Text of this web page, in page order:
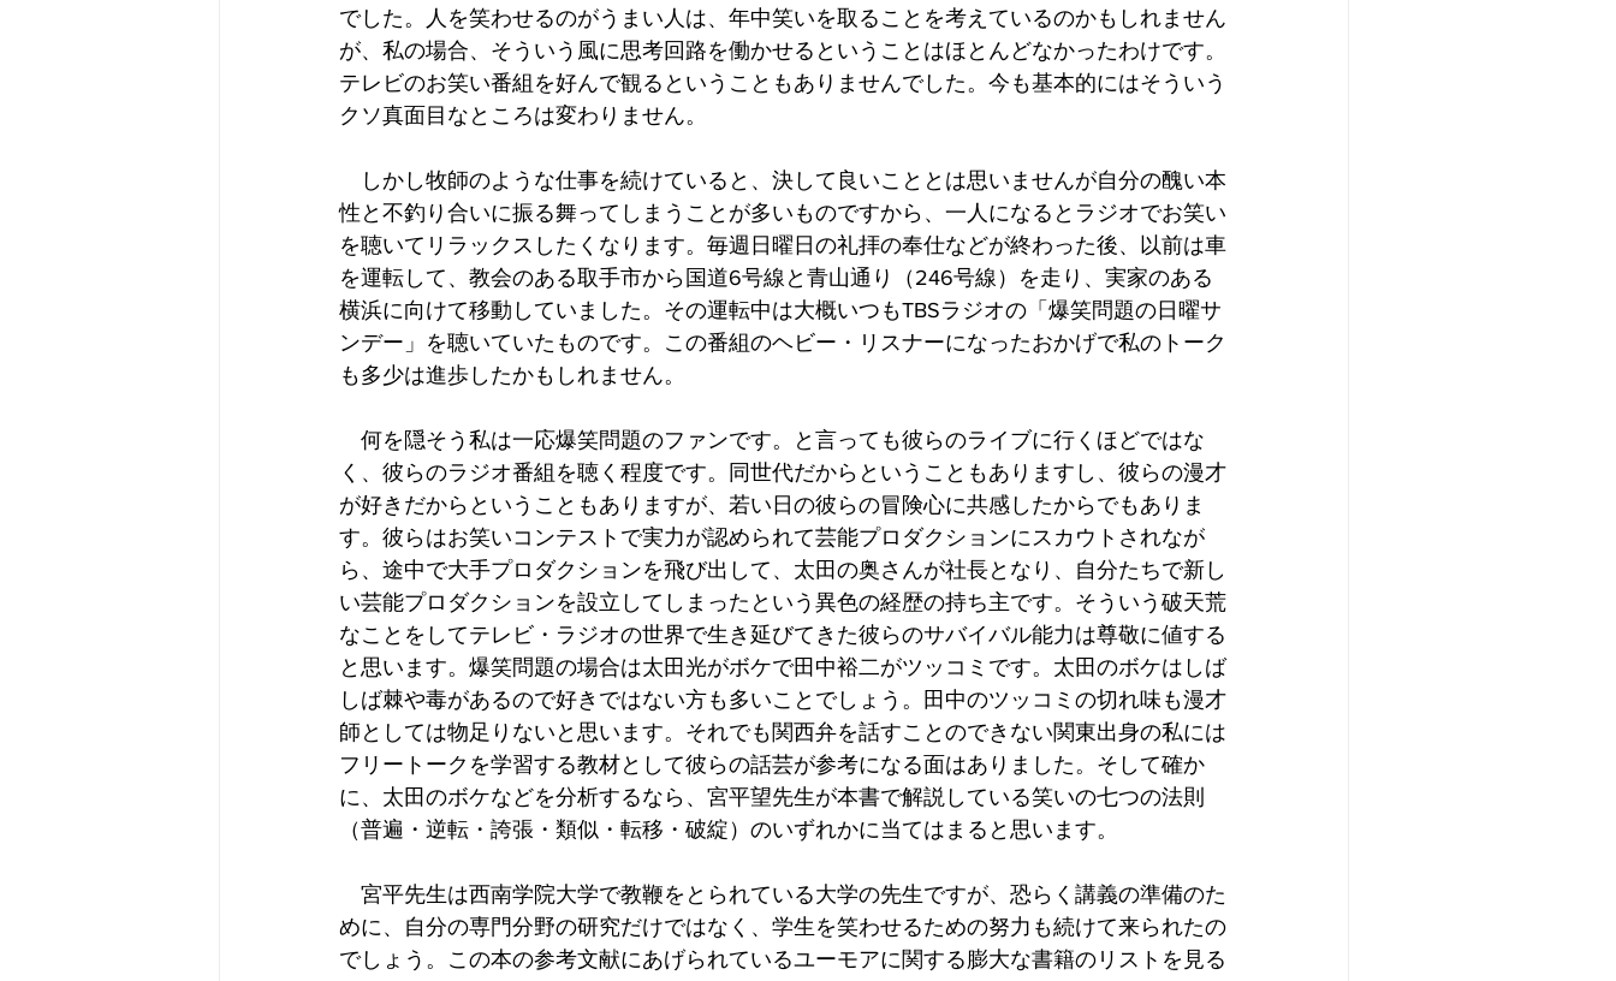
でした。人を笑わせるのがうまい人は、年中笑いを取ることを考えているのかもしれません
が、私の場合、そういう風に思考回路を働かせるということはほとんどなかったわけです。
テレビのお笑い番組を好んで観るということもありませんでした。今も基本的にはそういう
クソ真面目なところは変わりません。
しかし牧師のような仕事を続けていると、決して良いこととは思いませんが自分の醜い本
性と不釣り合いに振る舞ってしまうことが多いものですから、一人になるとラジオでお笑い
を聴いてリラックスしたくなります。毎週日曜日の礼拝の奉仕などが終わった後、以前は車
を運転して、教会のある取手市から国道6号線と青山通り（246号線）を走り、実家のある
横浜に向けて移動していました。その運転中は大概いつもTBSラジオの「爆笑問題の日曜サ
ンデー」を聴いていたものです。この番組のヘビー・リスナーになったおかげで私のトーク
も多少は進歩したかもしれません。
何を隠そう私は一応爆笑問題のファンです。と言っても彼らのライブに行くほどではな
く、彼らのラジオ番組を聴く程度です。同世代だからということもありますし、彼らの漫才
が好きだからということもありますが、若い日の彼らの冒険心に共感したからでもありま
す。彼らはお笑いコンテストで実力が認められて芸能プロダクションにスカウトされなが
ら、途中で大手プロダクションを飛び出して、太田の奥さんが社長となり、自分たちで新し
い芸能プロダクションを設立してしまったという異色の経歴の持ち主です。そういう破天荒
なことをしてテレビ・ラジオの世界で生き延びてきた彼らのサバイバル能力は尊敬に値する
と思います。爆笑問題の場合は太田光がボケで田中裕二がツッコミです。太田のボケはしば
しば棘や毒があるので好きではない方も多いことでしょう。田中のツッコミの切れ味も漫才
師としては物足りないと思います。それでも関西弁を話すことのできない関東出身の私には
フリートークを学習する教材として彼らの話芸が参考になる面はありました。そして確か
に、太田のボケなどを分析するなら、宮平望先生が本書で解説している笑いの七つの法則
（普遍・逆転・誇張・類似・転移・破綻）のいずれかに当てはまると思います。
宮平先生は西南学院大学で教鞭をとられている大学の先生ですが、恐らく講義の準備のた
めに、自分の専門分野の研究だけではなく、学生を笑わせるための努力も続けて来られたの
でしょう。この本の参考文献にあげられているユーモアに関する膨大な書籍のリストを見る